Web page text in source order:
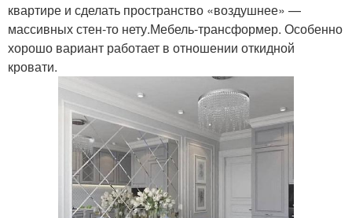
квартире и сделать пространство «воздушнее» —
массивных стен-то нету.Мебель-трансформер. Особенно
хорошо вариант работает в отношении откидной
кровати.